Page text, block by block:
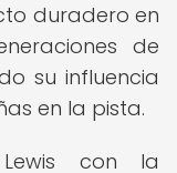
duradero en
de
su influencia
en la pista.
con la